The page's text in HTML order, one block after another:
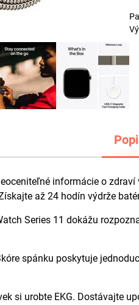
informácie o
až 24 hodín výdrže
Series 11 dokážu
spánku poskytuje
si urobte EKG. Dostávajte